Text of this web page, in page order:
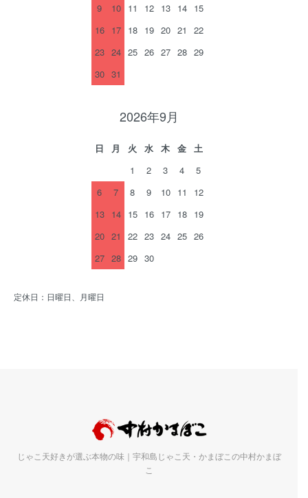
9
10 11 12 13 14
15
16
17 18 19 20 21
22
23 24 25 26 27 28 29
30 31
2026年9月
日 月 火 水 木 金
土
1
2 3 4
5
6
7 8 9 10 11
12
13
14 15 16 17 18
19
20 21 22 23 24 25 26
27 28 29 30
定休日：日曜日、月曜日
じゃこ天好きが選ぶ本物の味｜宇和島じゃこ天・かまぼこの中村かまぼ
こ